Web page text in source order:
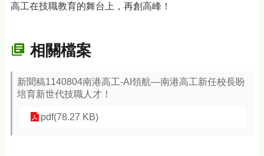
高工在技職教育的舞台上，再創高峰！
相關檔案
新聞稿1140804南港高工-AI領航—南港高工新任校長盼
培育新世代技職人才！
pdf(78.27 KB)